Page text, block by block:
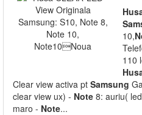
10,
110
Clear view activa pt Samsung
clear view ux) - Note 8: auriu(
maro - Note...